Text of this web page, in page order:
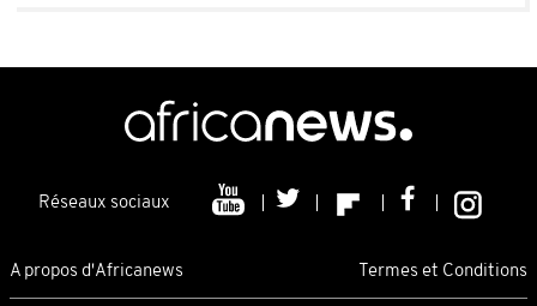
Réseaux sociaux
A propos d'Africanews Termes et Conditions